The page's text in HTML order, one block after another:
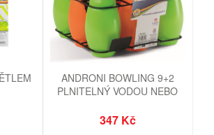
ANDRONI BOWLING 9+2
PLNITELNÝ VODOU NEBO
347 Kč